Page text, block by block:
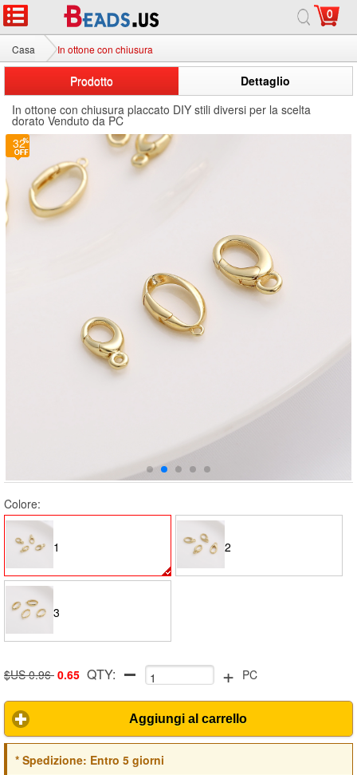
0
Casa In ottone con chiusura
Prodotto
Dettaglio
In ottone con chiusura placcato DIY stili diversi per la scelta
dorato Venduto da PC
Colore:
1 2
3
$US 0.96 0.65 QTY: + PC
Aggiungi al carrello
*Spedizione: Entro 5 giorni